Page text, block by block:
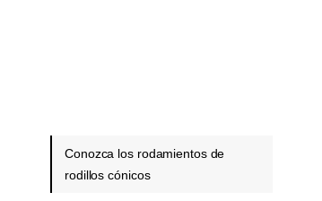
Conozca los rodamientos de
rodillos cónicos